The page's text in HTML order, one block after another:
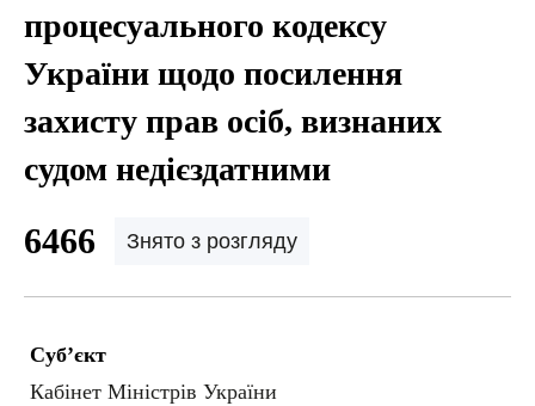
процесуального кодексу
України щодо посилення
захисту прав осіб, визнаних
судом недієздатними
6466 Знято з розгляду
Суб’єкт
Кабінет Міністрів України